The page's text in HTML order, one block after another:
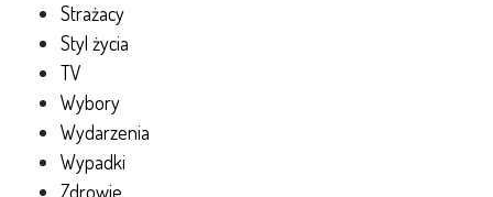
Strażacy
Styl życia
TV
Wybory
Wydarzenia
Wypadki
Zdrowie